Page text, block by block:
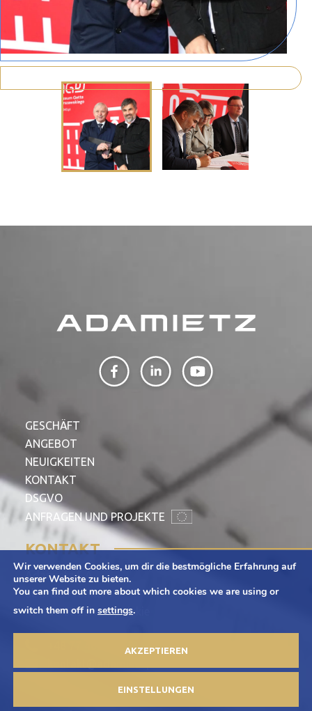
GESCHÄFT
ANGEBOT
NEUIGKEITEN
KONTAKT
DSGVO
ANFRAGEN UND PROJEKTE
KONTAKT
Adamietz S.A.
ul. Braci Prankel 1
47-100 Strzelce Opolskie
+48 77 463 00 65
Wir verwenden Cookies, um dir die bestmögliche Erfahrung auf
unserer Website zu bieten.
You can find out more about which cookies we are using or
switch them off in settings.
AKZEPTIEREN
EINSTELLUNGEN